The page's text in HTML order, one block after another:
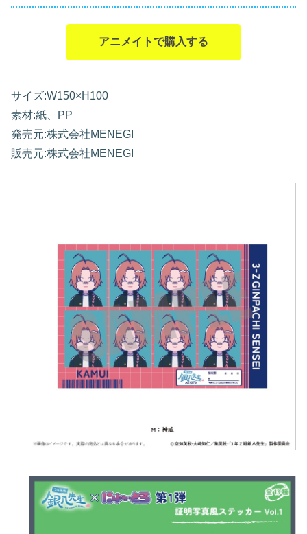
アニメイトで購入する
サイズ:W150×H100
素材:紙、PP
発売元:株式会社MENEGI
販売元:株式会社MENEGI